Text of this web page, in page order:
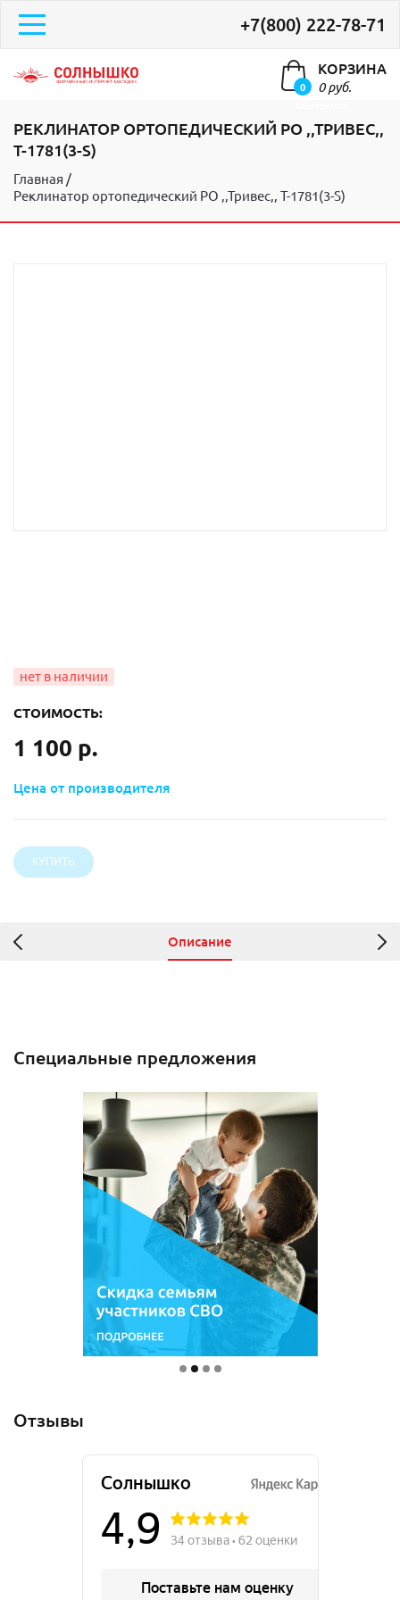
+7(800) 222-78-71
0
КОРЗИНА
0 руб.
РЕКЛИНАТОР ОРТОПЕДИЧЕСКИЙ РО ,,ТРИВЕС,,
Т-1781(3-S)
Главная
Реклинатор ортопедический РО ,,Тривес,, Т-1781(3-S)
СТОИМОСТЬ:
1 100 р.
Цена от производителя
Описание
Специальные предложения
Отзывы